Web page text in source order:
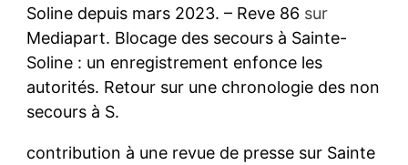
Soline depuis mars 2023. – Reve 86 sur
Mediapart. Blocage des secours à Sainte-
Soline : un enregistrement enfonce les
autorités. Retour sur une chronologie des non
secours à S.
contribution à une revue de presse sur Sainte